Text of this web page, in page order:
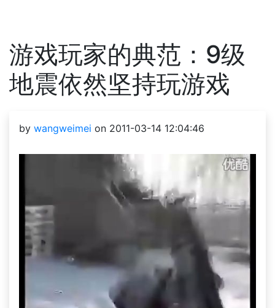
游戏玩家的典范：9级
地震依然坚持玩游戏
by wangweimei on 2011-03-14 12:04:46